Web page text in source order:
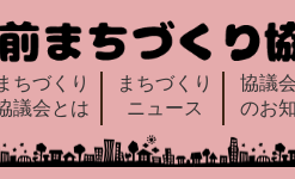
ちづくり
議会とは
まちづくり
ニュース
協議
のお